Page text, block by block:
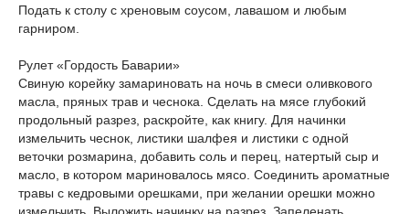
Подать к столу с хреновым соусом, лавашом и любым
гарниром.
Рулет «Гордость Баварии»
Свиную корейку замариновать на ночь в смеси оливкового
масла, пряных трав и чеснока. Сделать на мясе глубокий
продольный разрез, раскройте, как книгу. Для начинки
измельчить чеснок, листики шалфея и листики с одной
веточки розмарина, добавить соль и перец, натертый сыр и
масло, в котором мариновалось мясо. Соединить ароматные
травы с кедровыми орешками, при желании орешки можно